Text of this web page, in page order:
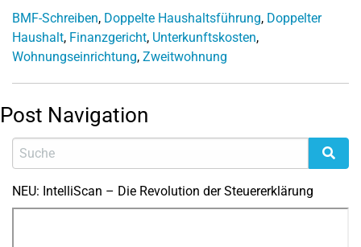
BMF-Schreiben, Doppelte Haushaltsführung, Doppelter
Haushalt, Finanzgericht, Unterkunftskosten,
Wohnungseinrichtung, Zweitwohnung
Post Navigation
NEU: IntelliScan – Die Revolution der Steuererklärung